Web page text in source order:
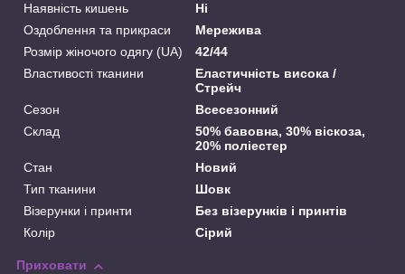
Наявність кишень
Ні
Оздоблення та прикраси
Мережива
Розмір жіночого одягу (UA)
42/44
Властивості тканини
Еластичність висока /
Стрейч
Сезон
Всесезонний
Склад
50% бавовна, 30% віскоза,
20% поліестер
Стан
Новий
Тип тканини
Шовк
Візерунки і принти
Без візерунків і принтів
Колір
Сірий
Приховати